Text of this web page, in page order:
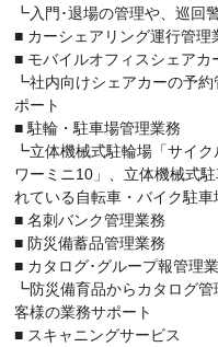
┗入門･退場の管理や、巡回
■ カーシェアリング運行管理
■ モバイルオフィスシェアカ
┗社内向けシェアカーの予
ポート
■ 駐輪・駐車場管理業務
┗立体機械式駐輪場「サイ
ワーミニ10」、立体機械式
れている自転車・バイク駐
■ 名刺バンク管理業務
■ 防災備蓄品管理業務
■ カタログ･グループ報管理
┗防災備育品からカタログ
客様の業務サポート
■ スキャニングサービス